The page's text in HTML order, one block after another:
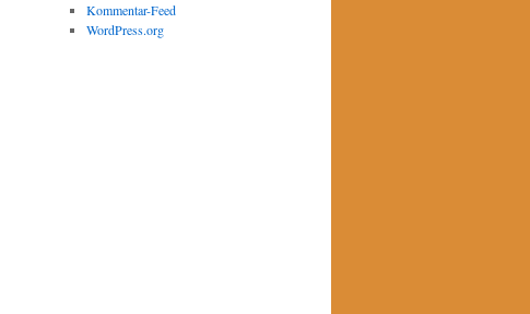
Kommentar-Feed
WordPress.org